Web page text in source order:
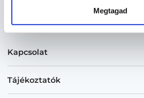
Megtagad
Kapcsolat
Tájékoztatók